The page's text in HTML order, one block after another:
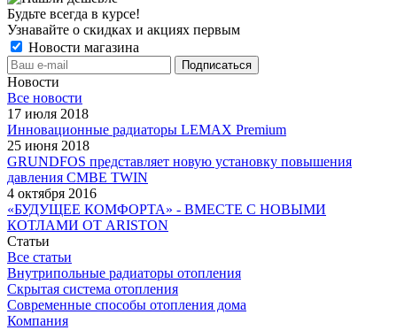
Будьте всегда в курсе!
Узнавайте о скидках и акциях первым
Новости магазина
Новости
Все новости
17 июля 2018
Инновационные радиаторы LEMAX Premium
25 июня 2018
GRUNDFOS представляет новую установку повышения
давления CMBE TWIN
4 октября 2016
«БУДУЩЕЕ КОМФОРТА» - ВМЕСТЕ С НОВЫМИ
КОТЛАМИ ОТ ARISTON
Статьи
Все статьи
Внутрипольные радиаторы отопления
Скрытая система отопления
Современные способы отопления дома
Компания